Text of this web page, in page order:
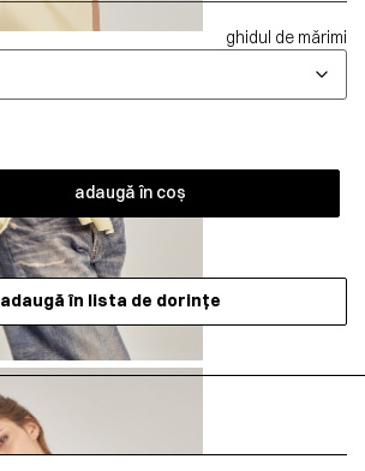
ghidul de mărimi
adaugă în coș
adaugă în lista de dorințe